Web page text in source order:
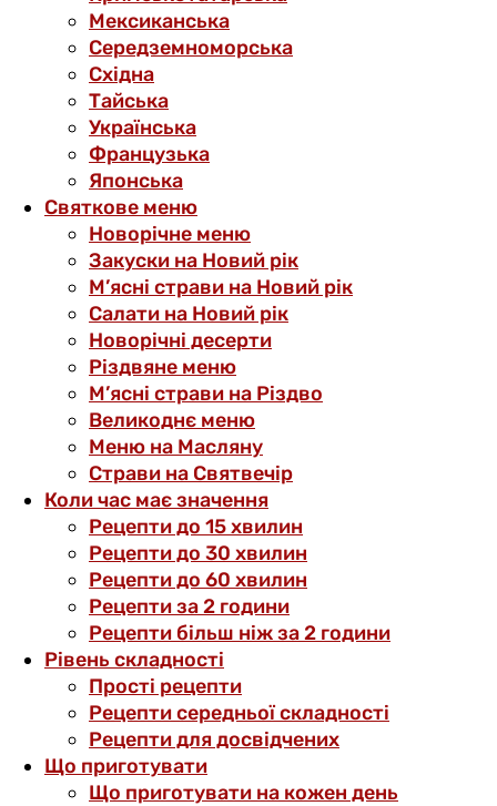
Мексиканська
Середземноморська
Східна
Тайська
Українська
Французька
Японська
Святкове меню
Новорічне меню
Закуски на Новий рік
М’ясні страви на Новий рік
Салати на Новий рік
Новорічні десерти
Різдвяне меню
М’ясні страви на Різдво
Великоднє меню
Меню на Масляну
Страви на Святвечір
Коли час має значення
Рецепти до 15 хвилин
Рецепти до 30 хвилин
Рецепти до 60 хвилин
Рецепти за 2 години
Рецепти більш ніж за 2 години
Рівень складності
Прості рецепти
Рецепти середньої складності
Рецепти для досвідчених
Що приготувати
Що приготувати на кожен день